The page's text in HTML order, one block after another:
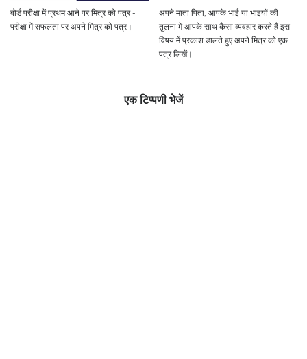
बोर्ड परीक्षा में प्रथम आने पर मित्र को पत्र -
परीक्षा में सफलता पर अपने मित्र को पत्र।
अपने माता पिता, आपके भाई या भाइयों की
तुलना में आपके साथ कैसा व्यवहार करते हैं इस
विषय में प्रकाश डालते हुए अपने मित्र को एक
पत्र लिखें।
एक टिप्पणी भेजें